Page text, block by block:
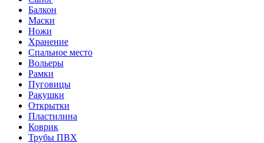
Балкон
Маски
Ножи
Хранение
Спальное место
Вольеры
Рамки
Пуговицы
Ракушки
Открытки
Пластилина
Коврик
Трубы ПВХ